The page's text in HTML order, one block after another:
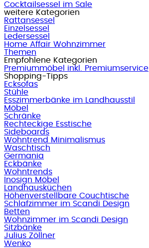
Cocktailsessel im Sale
weitere Kategorien
Rattansessel
Einzelsessel
Ledersessel
Home Affair Wohnzimmer
Themen
Empfohlene Kategorien
Premiummöbel inkl. Premiumservice
Shopping-Tipps
Ecksofas
Stühle
Esszimmerbänke im Landhausstil
Möbel
Schränke
Rechteckige Esstische
Sideboards
Wohntrend Minimalismus
Waschtisch
Germania
Eckbänke
Wohntrends
Inosign Möbel
Landhausküchen
Höhenverstellbare Couchtische
Schlafzimmer im Scandi Design
Betten
Wohnzimmer im Scandi Design
Sitzbänke
Julius Zöllner
Wenko